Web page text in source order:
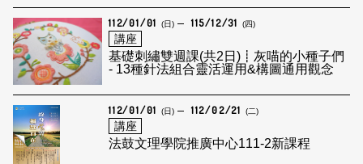
112/01/01 (日) 115/12/31 (四)
講座
基礎刺繡雙週課(共2日)┋灰喵的小種子們
- 13種針法組合靈活運用&構圖通用觀念
112/01/01 (日) 112/02/21 (二)
講座
法鼓文理學院推廣中心111-2新課程